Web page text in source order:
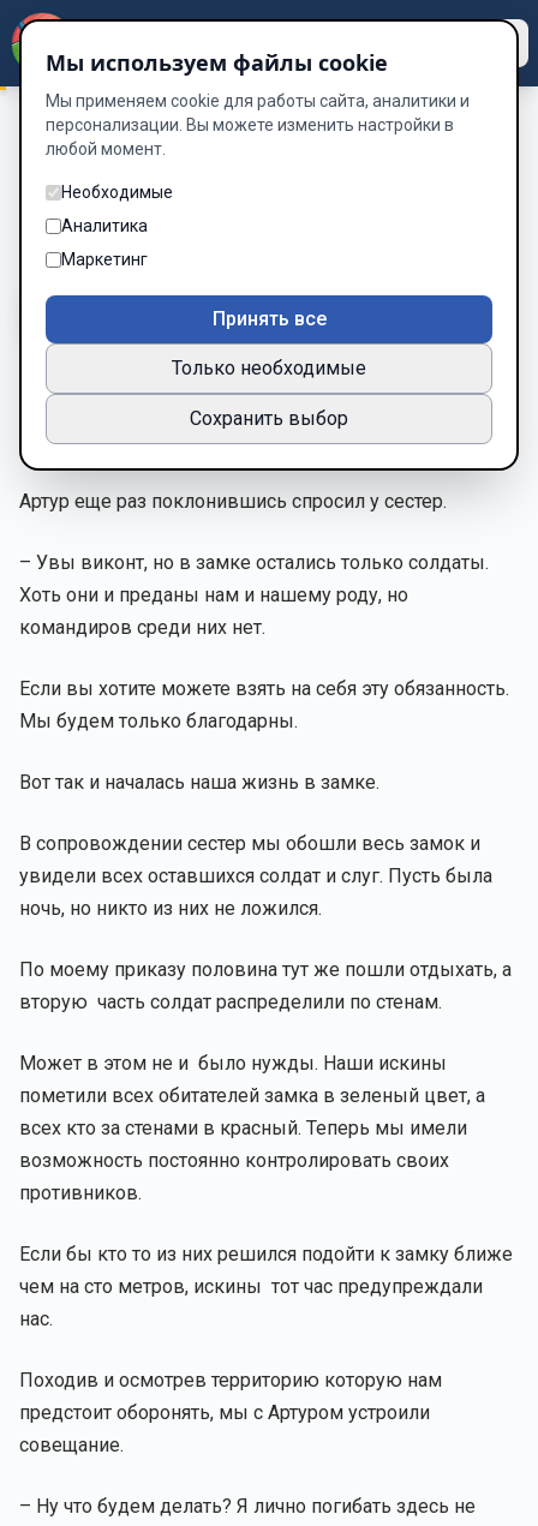
А вот и мы / 11
11
Глава 11 из 39
Шрифт
11.Есть ли кто то из офицеров или благородных кто
командует обороной замка?
Артур еще раз поклонившись спросил у сестер.
– Увы виконт, но в замке остались только солдаты.
Хоть они и преданы нам и нашему роду, но
командиров среди них нет.
Если вы хотите можете взять на себя эту обязанность.
Мы будем только благодарны.
Вот так и началась наша жизнь в замке.
В сопровождении сестер мы обошли весь замок и
увидели всех оставшихся солдат и слуг. Пусть была
ночь, но никто из них не ложился.
По моему приказу половина тут же пошли отдыхать, а
вторую часть солдат распределили по стенам.
Может в этом не и было нужды. Наши искины
пометили всех обитателей замка в зеленый цвет, а
всех кто за стенами в красный. Теперь мы имели
возможность постоянно контролировать своих
противников.
Если бы кто то из них решился подойти к замку ближе
чем на сто метров, искины тот час предупреждали
нас.
Походив и осмотрев территорию которую нам
предстоит оборонять, мы с Артуром устроили
совещание.
– Ну что будем делать? Я лично погибать здесь не
Мы используем файлы cookie
Мы применяем cookie для работы сайта, аналитики и
персонализации. Вы можете изменить настройки в
любой момент.
Необходимые
Аналитика
Маркетинг
Принять все
Только необходимые
Сохранить выбор